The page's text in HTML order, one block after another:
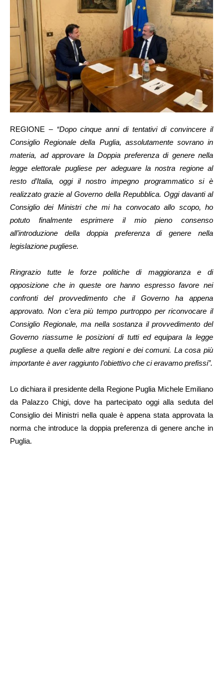
REGIONE – “Dopo cinque anni di tentativi di convincere il
Consiglio Regionale della Puglia, assolutamente sovrano in
materia, ad approvare la Doppia preferenza di genere nella
legge elettorale pugliese per adeguare la nostra regione al
resto d’Italia, oggi il nostro impegno programmatico si è
realizzato grazie al Governo della Repubblica. Oggi davanti al
Consiglio dei Ministri che mi ha convocato allo scopo, ho
potuto finalmente esprimere il mio pieno consenso
all’introduzione della doppia preferenza di genere nella
legislazione pugliese.
Ringrazio tutte le forze politiche di maggioranza e di
opposizione che in queste ore hanno espresso favore nei
confronti del provvedimento che il Governo ha appena
approvato. Non c’era più tempo purtroppo per riconvocare il
Consiglio Regionale, ma nella sostanza il provvedimento del
Governo riassume le posizioni di tutti ed equipara la legge
pugliese a quella delle altre regioni e dei comuni. La cosa più
importante è aver raggiunto l’obiettivo che ci eravamo prefissi”.
Lo dichiara il presidente della Regione Puglia Michele Emiliano
da Palazzo Chigi, dove ha partecipato oggi alla seduta del
Consiglio dei Ministri nella quale è appena stata approvata la
norma che introduce la doppia preferenza di genere anche in
Puglia.